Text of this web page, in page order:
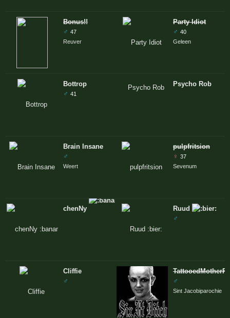
Bonus!!
♂ 47
Reuver
Bottrop
♂ 41
Brain Insane
♂
Weert
chenNy
Cliffie
♂
Party Idiot
♂ 40
Geleen
Psycho Rob
pulpfritsion
♀ 37
Sevenum
Ruud
♂
♂
Sint Jacobiparochie